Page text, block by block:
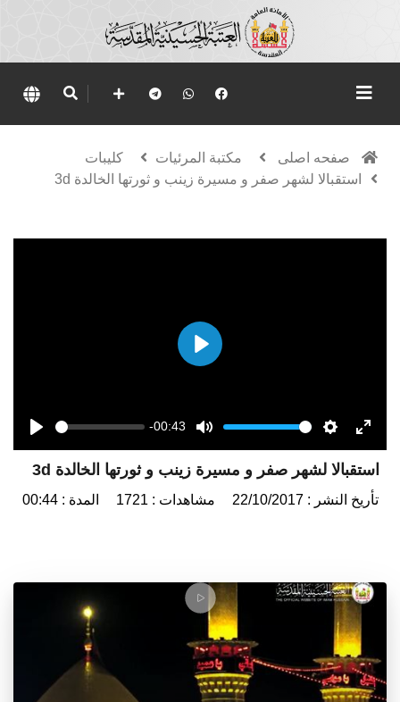
صفحه اصلی مكتبة المرئيات
كليبات
استقبالا لشهر صفر و مسيرة زينب و ثورتها الخالدة 3d
Play
Play
Seek -00:43
Mute
Volume
Settings
Enter
استقبالا لشهر صفر و مسيرة زينب و ثورتها الخالدة 3d
تأريخ النشر : 22/10/2017 مشاهدات : 1721 المدة : 00:44